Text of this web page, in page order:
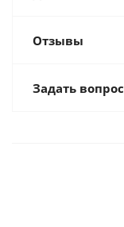
Отзывы
Задать вопрос